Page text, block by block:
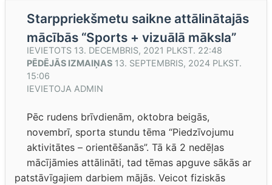
Starppriekšmetu saikne attālinātajās
mācībās “Sports + vizuālā māksla”
IEVIETOTS 13. DECEMBRIS, 2021 PLKST. 22:48
PĒDĒJĀS IZMAIŅAS 13. SEPTEMBRIS, 2024 PLKST.
15:06
IEVIETOJA ADMIN
Pēc rudens brīvdienām, oktobra beigās,
novembrī, sporta stundu tēma “Piedzīvojumu
aktivitātes – orientēšanās”. Tā kā 2 nedēļas
mācījāmies attālināti, tad tēmas apguve sākās ar
patstāvīgajiem darbiem mājās. Veicot fiziskās